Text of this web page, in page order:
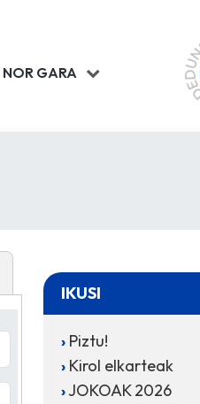
NOR GARA
IKUSI
Piztu!
Kirol elkarteak
JOKOAK 2026